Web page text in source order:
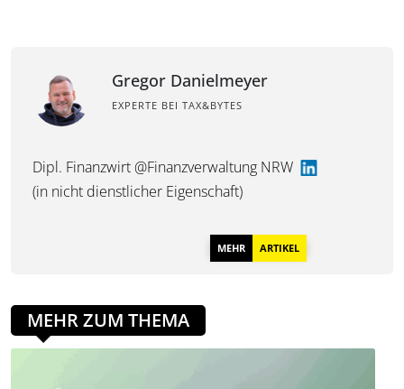
Gregor Danielmeyer
EXPERTE BEI TAX&BYTES
Dipl. Finanzwirt @Finanzverwaltung NRW
(in nicht dienstlicher Eigenschaft)
MEHR ARTIKEL
MEHR ZUM THEMA